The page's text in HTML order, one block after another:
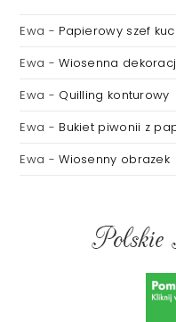
Ewa - Papierowy szef
Ewa -Wiosenna
Ewa - Quilling konturowy
Ewa - Bukiet piwonii z
Ewa -Wiosenny obrazek